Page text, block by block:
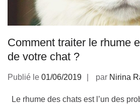
Comment traiter le rhume
de votre chat ?
Publié le 01/06/2019 par Nirina
Le rhume des chats est l’un des